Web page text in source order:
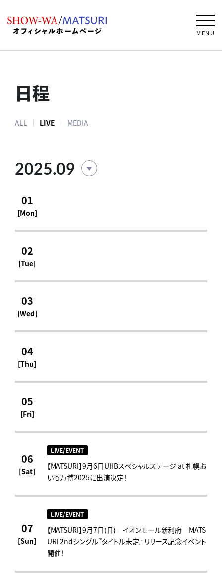
MENU
日程
ALL LIVE MEDIA
2025.09
01
[Mon]
02
[Tue]
03
[Wed]
04
[Thu]
05
[Fri]
06
[Sat]
LIVE/EVENT
【MATSURI】9月6日UHBスペシャルステージ at 札幌お
いも万博2025に出演決定！
07
[Sun]
LIVE/EVENT
【MATSURI】9月7日(日) イオンモール新利府 MATS
URI 2ndシングル『タイトル未定』 リリース記念イベント
開催！